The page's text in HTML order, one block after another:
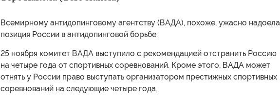
Всемирному антидопинговому агентству (ВАДА), похоже, ужасно надоела
позиция России в антидопинговой борьбе.
25 ноября комитет ВАДА выступило с рекомендацией отстранить Россию
на четыре года от спортивных соревнований. Кроме этого, ВАДА может
отнять у России право выступать организатором престижных спортивных
соревнований на следующие четыре года.